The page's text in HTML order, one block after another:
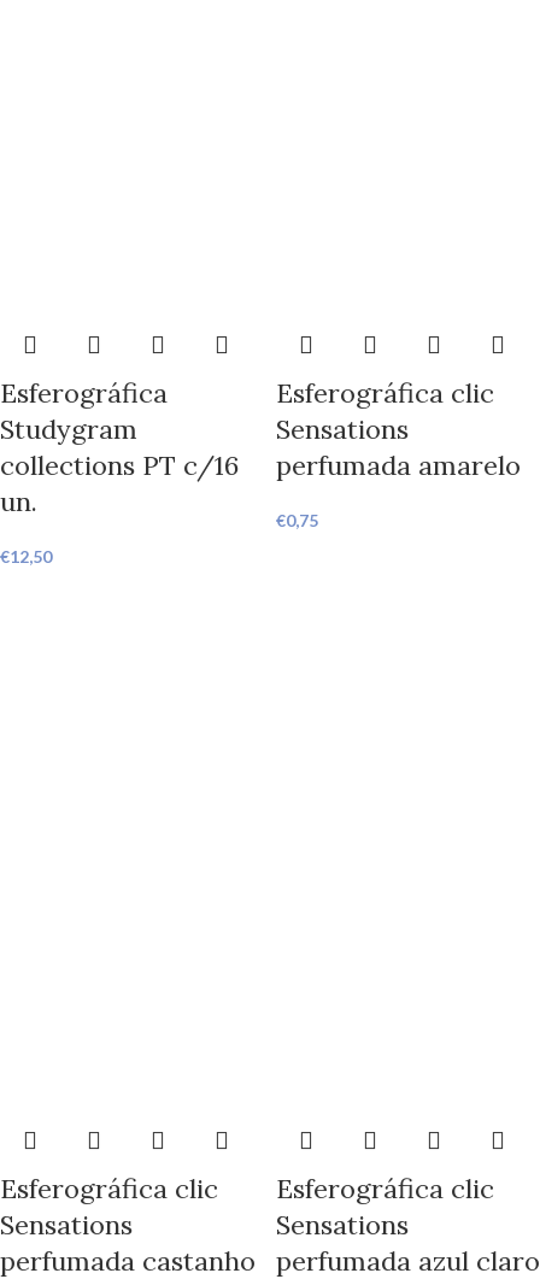
Esferográfica
Studygram
collections PT c/16
un.
€12,50
Esferográfica clic
Sensations
perfumada amarelo
€0,75
Esferográfica clic
Sensations
perfumada castanho
Esferográfica clic
Sensations
perfumada azul claro